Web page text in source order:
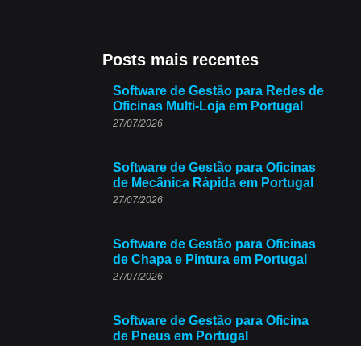
Posts mais recentes
Software de Gestão para Redes de
Oficinas Multi-Loja em Portugal
27/07/2026
Software de Gestão para Oficinas
de Mecânica Rápida em Portugal
27/07/2026
Software de Gestão para Oficinas
de Chapa e Pintura em Portugal
27/07/2026
Software de Gestão para Oficina
de Pneus em Portugal